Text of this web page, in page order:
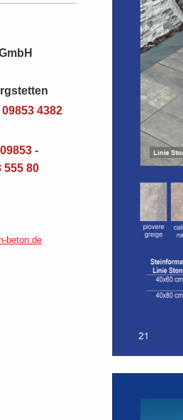
4382
09853 -
80
beton.de